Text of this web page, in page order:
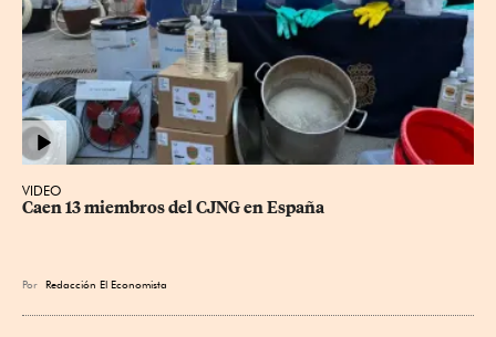
VIDEO
Caen 13 miembros del CJNG en España
Por Redacción El Economista